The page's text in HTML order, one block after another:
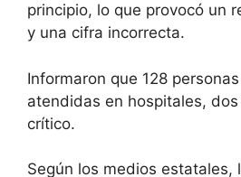
principio, lo que provocó un
y una cifra incorrecta.
Informaron que 128
atendidas en hospitales,
crítico.
Según los medios estatales,